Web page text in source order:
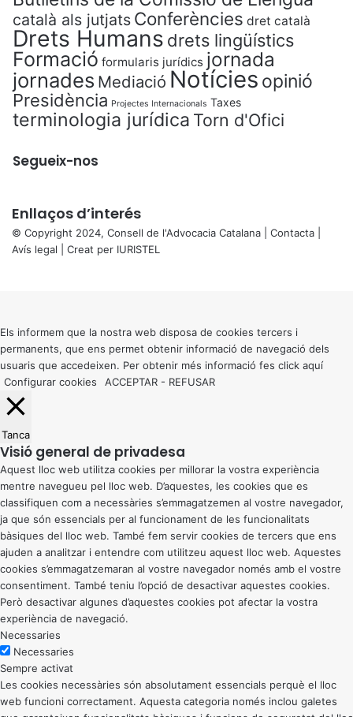
català als jutjats Conferències dret català
Drets Humans drets lingüístics
Formació formularis jurídics jornada
jornades Mediació Notícies opinió
Presidència Projectes Internacionals Taxes
terminologia jurídica Torn d'Ofici
Segueix-nos
Enllaços d’interés
© Copyright 2024, Consell de l'Advocacia Catalana | Contacta
Avís legal | Creat per IURISTEL
button
Els informem que la nostra web disposa de cookies tercers i
permanents, que ens permet obtenir informació de navegació dels
usuaris que accedeixen. Per obtenir més informació fes click aquí
Configurar cookies
ACCEPTAR - REFUSAR
Tanca
Visió general de privadesa
Aquest lloc web utilitza cookies per millorar la vostra experiència
mentre navegueu pel lloc web. D’aquestes, les cookies que es
classifiquen com a necessàries s’emmagatzemen al vostre navegador,
ja que són essencials per al funcionament de les funcionalitats
bàsiques del lloc web. També fem servir cookies de tercers que ens
ajuden a analitzar i entendre com utilitzeu aquest lloc web. Aquestes
cookies s’emmagatzemaran al vostre navegador només amb el vostre
consentiment. També teniu l’opció de desactivar aquestes cookies.
Però desactivar algunes d’aquestes cookies pot afectar la vostra
experiència de navegació.
Necessaries
Necessaries
Sempre activat
Les cookies necessàries són absolutament essencials perquè el lloc
web funcioni correctament. Aquesta categoria només inclou galetes